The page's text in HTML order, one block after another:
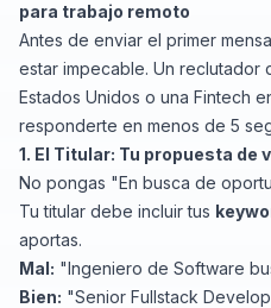
para trabajo remoto
Antes de enviar el primer
estar impecable. Un reclutador
Estados Unidos o una Fintech
responderte en menos de 5
1. El Titular: Tu propuesta de
No pongas "En busca de
Tu titular debe incluir tus
aportas.
Mal: "Ingeniero de Software
Bien: "Senior Fullstack